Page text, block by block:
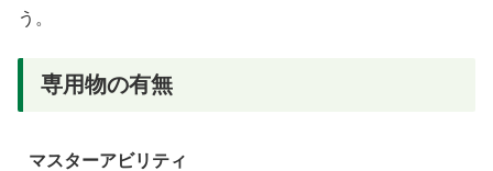
う。
専用物の有無
マスターアビリティ